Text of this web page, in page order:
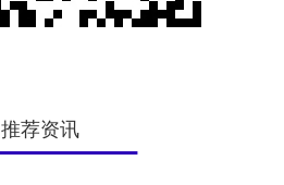
推荐资讯